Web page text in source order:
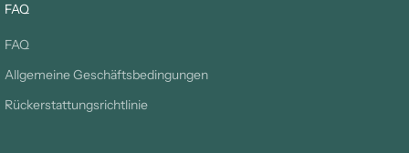
FAQ
FAQ
Allgemeine Geschäftsbedingungen
Rückerstattungsrichtlinie